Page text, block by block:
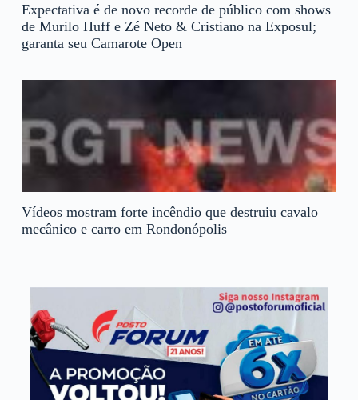
Expectativa é de novo recorde de público com shows
de Murilo Huff e Zé Neto & Cristiano na Exposul;
garanta seu Camarote Open
Vídeos mostram forte incêndio que destruiu cavalo
mecânico e carro em Rondonópolis